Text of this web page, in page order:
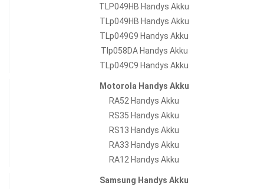
TLP049HB Handys Akku
TLp049HB Handys Akku
TLp049G9 Handys Akku
Tlp058DA Handys Akku
TLp049C9 Handys Akku
Motorola Handys Akku
RA52 Handys Akku
RS35 Handys Akku
RS13 Handys Akku
RA33 Handys Akku
RA12 Handys Akku
Samsung Handys Akku